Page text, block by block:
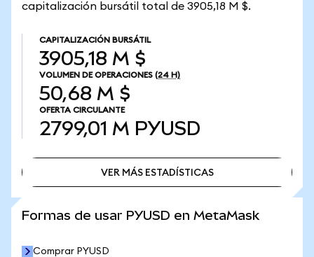
capitalización bursátil total de 3905,18 M $.
CAPITALIZACIÓN BURSÁTIL
3905,18 M $
VOLUMEN DE OPERACIONES (24 H)
50,68 M $
OFERTA CIRCULANTE
2799,01 M PYUSD
VER MÁS ESTADÍSTICAS
Formas de usar PYUSD en MetaMask
Comprar PYUSD